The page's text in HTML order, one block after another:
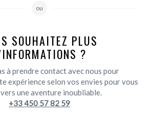
ou
SOUHAITEZ PLUS
?
à prendre contact avec nous pour
expérience selon vos envies pour vous
une aventure inoubliable.
+33 450 57 82 59